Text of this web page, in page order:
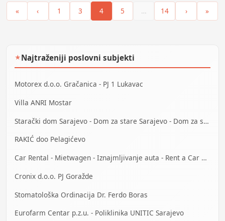
Hercegovina
« ‹ 1 3 4 5 … 14 › »
★Najtraženiji poslovni subjekti
Motorex d.o.o. Gračanica - PJ 1 Lukavac
Villa ANRI Mostar
Starački dom Sarajevo - Dom za stare Sarajevo - Dom za stara lica Sarajevo
RAKIĆ doo Pelagićevo
Car Rental - Mietwagen - Iznajmljivanje auta - Rent a Car Mostar
Cronix d.o.o. PJ Goražde
Stomatološka Ordinacija Dr. Ferdo Boras
Eurofarm Centar p.z.u. - Poliklinika UNITIC Sarajevo